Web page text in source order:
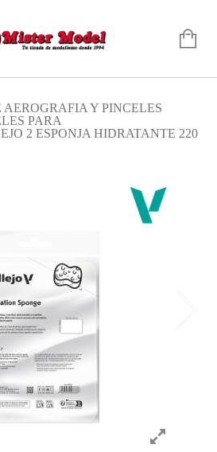
AEROGRAFIA Y PINCELES
PARA
2 ESPONJA HIDRATANTE 220